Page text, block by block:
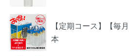
【定期コース】【
本